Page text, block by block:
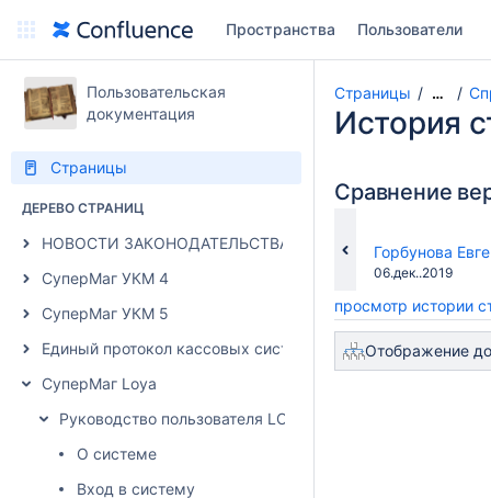
Пространства Пользователи
Пользовательская
документация
Страницы
ДЕРЕВО СТРАНИЦ
НОВОСТИ ЗАКОНОДАТЕЛЬСТВА
СуперМаг УКМ 4
СуперМаг УКМ 5
Единый протокол кассовых систем
СуперМаг Loya
Руководство пользователя LOYA
О системе
Вход в систему
Страницы …
История
Сравнение
Горбунова
Сохранено
06.дек..2019
просмотр истории
Отображение